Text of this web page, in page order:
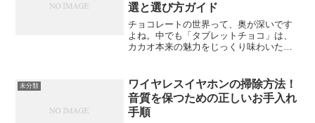
選と選び方ガイド
チョコレートの世界って、奥が深いです
よね。中でも「タブレットチョコ」は、
カカオ本来の魅力をじっくり味わいたい
と、失敗しない選び方のポイントを紹介
します。甘いだけじゃな...
未分類
ワイヤレスイヤホンの掃除方法！
音質を保つための正しいお手入れ
手順